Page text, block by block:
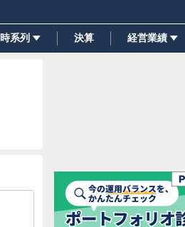
時系列 決算 経営業績